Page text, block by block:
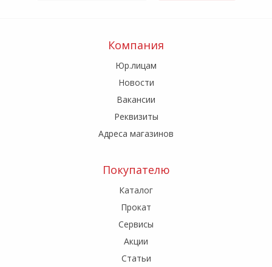
Компания
Юр.лицам
Новости
Вакансии
Реквизиты
Адреса магазинов
Покупателю
Каталог
Прокат
Сервисы
Акции
Статьи